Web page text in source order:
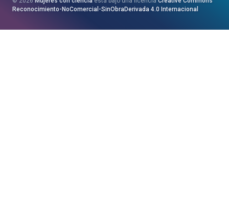
Saila
Reconocimiento-NoComercial-SinObraDerivada 4.0 Internacional